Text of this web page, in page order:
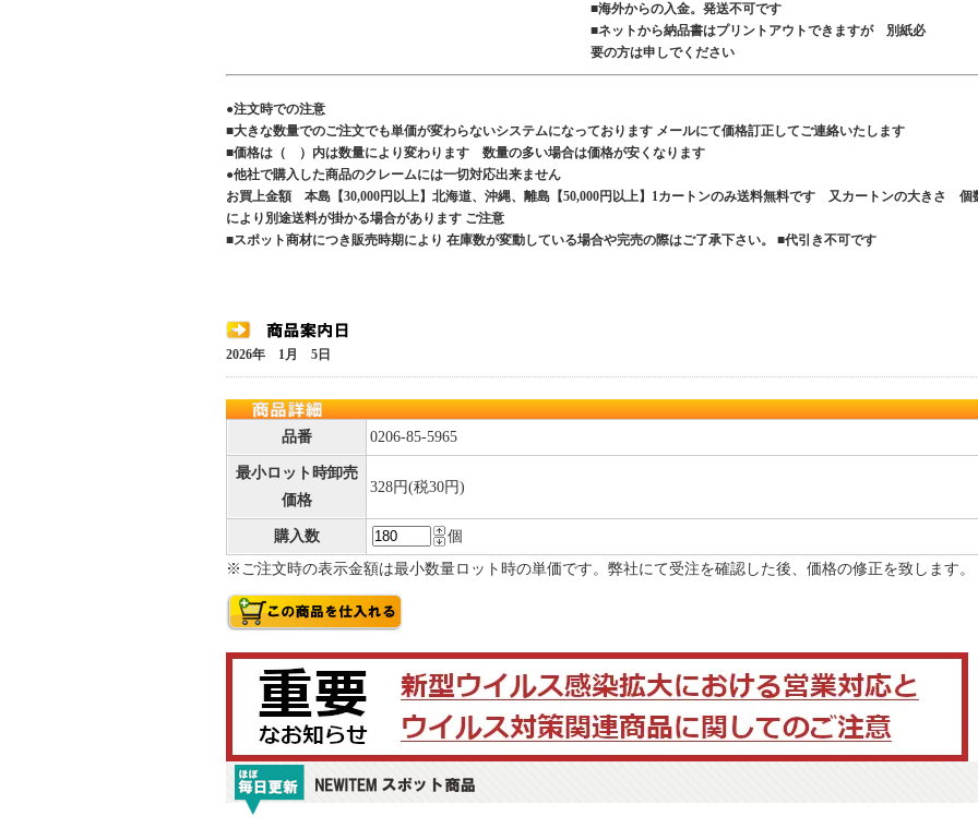
■海外からの入金。発送不可です
■ネットから納品書はプリントアウトできますが 別紙必
要の方は申しでください
●注文時での注意
■大きな数量でのご注文でも単価が変わらないシステムになっております メールにて価格訂正してご連絡いたします
■価格は（ ）内は数量により変わります 数量の多い場合は価格が安くなります
●他社で購入した商品のクレームには一切対応出来ません
お買上金額 本島【30,000円以上】北海道、沖縄、離島【50,000円以上】1カートンのみ送料無料です 又カートンの大きさ 個
により別途送料が掛かる場合があります ご注意
■スポット商材につき販売時期により 在庫数が変動している場合や完売の際はご了承下さい。 ■代引き不可です
2026年 1月 5日
品番 0206-85-5965
最小ロット時卸売
価格
328円(税30円)
購入数
個
※ご注文時の表示金額は最小数量ロット時の単価です。弊社にて受注を確認した後、価格の修正を致します。